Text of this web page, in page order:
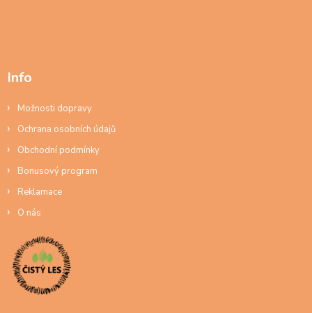
Info
Možnosti dopravy
Ochrana osobních údajů
Obchodní podmínky
Bonusový program
Reklamace
O nás